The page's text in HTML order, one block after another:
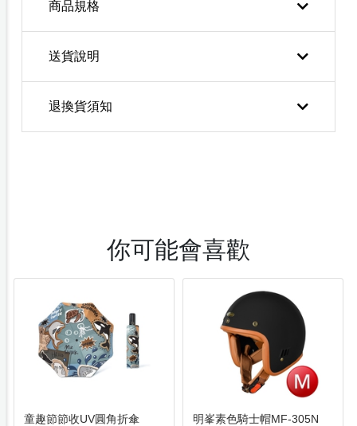
商品規格
送貨說明
退換貨須知
你可能會喜歡
童趣節節收UV圓角折傘 明峯素色騎士帽MF-305N